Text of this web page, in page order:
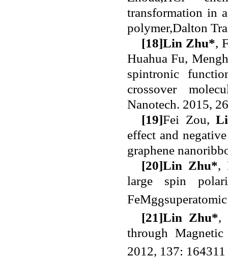
transformation in
polymer,Dalton
[18]Lin Zhu*,
Huahua Fu,
spintronic
crossover
Nanotech. 2015,
[19]Fei Zou,
effect and
graphene
[20]Lin Zhu*,
large spin
FeMg8
[21]Lin Zhu*,
through Magnetic
2012, 137: 164311